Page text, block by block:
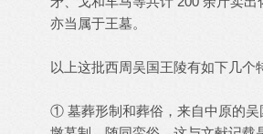
亦当属于王墓。
以上这批西周吴国王陵有如下几个
① 墓葬形制和葬俗，来自中原的吴